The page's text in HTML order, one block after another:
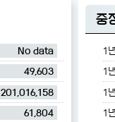
No data
49,603
201,016,158
61,804
중
1
1
1
1